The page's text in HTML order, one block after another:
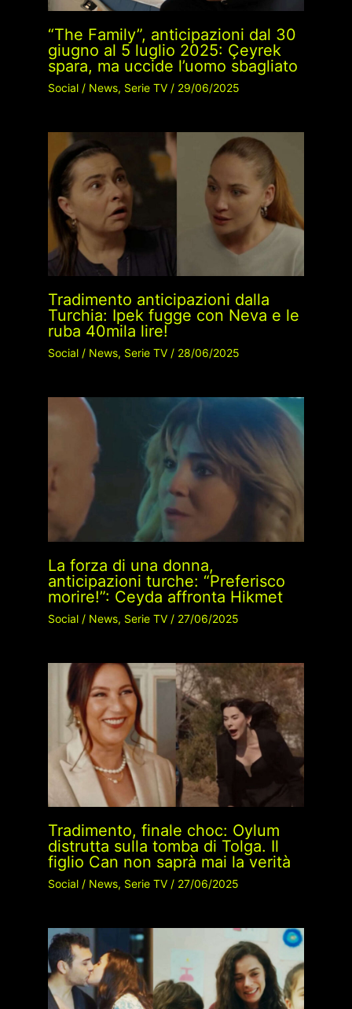
“The Family”, anticipazioni dal 30
giugno al 5 luglio 2025: Çeyrek
spara, ma uccide l’uomo sbagliato
Social/ News, Serie TV/ 29/06/2025
Tradimento anticipazioni dalla
Turchia: Ipek fugge con Neva e le
ruba 40mila lire!
Social/ News, Serie TV/ 28/06/2025
La forza di una donna,
anticipazioni turche: “Preferisco
morire!”: Ceyda affronta Hikmet
Social/ News, Serie TV/ 27/06/2025
Tradimento, finale choc: Oylum
distrutta sulla tomba di Tolga. Il
figlio Can non saprà mai la verità
Social/ News, Serie TV/ 27/06/2025